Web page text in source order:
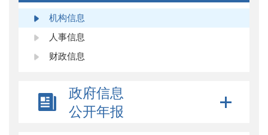
机构信息
人事信息
财政信息
政府信息
公开年报